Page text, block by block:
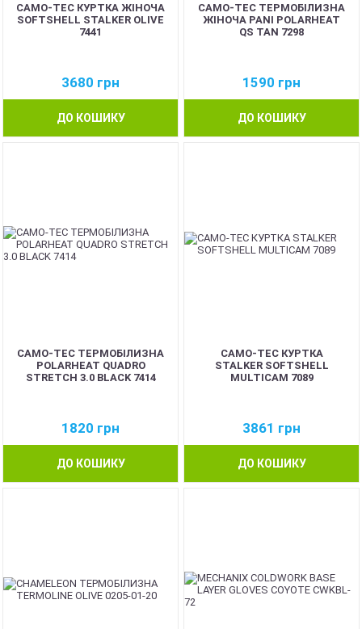
CAMO-TEC КУРТКА ЖІНОЧА
SOFTSHELL STALKER OLIVE
7441
3680 грн
ДО КОШИКУ
CAMO-TEC ТЕРМОБІЛИЗНА
ЖІНОЧА PANI POLARHEAT
QS TAN 7298
1590 грн
ДО КОШИКУ
CAMO-TEC ТЕРМОБІЛИЗНА
POLARHEAT QUADRO
STRETCH 3.0 BLACK 7414
1820 грн
ДО КОШИКУ
CAMO-TEC КУРТКА
STALKER SOFTSHELL
MULTICAM 7089
3861 грн
ДО КОШИКУ